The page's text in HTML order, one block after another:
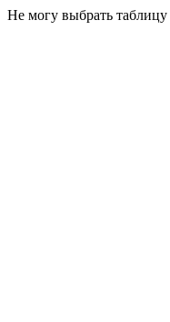
Не могу выбрать таблицу